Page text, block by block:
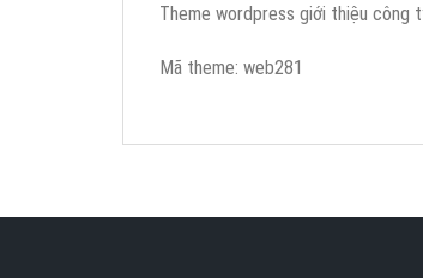
Theme wordpress giới thiệu công
Mã theme: web281